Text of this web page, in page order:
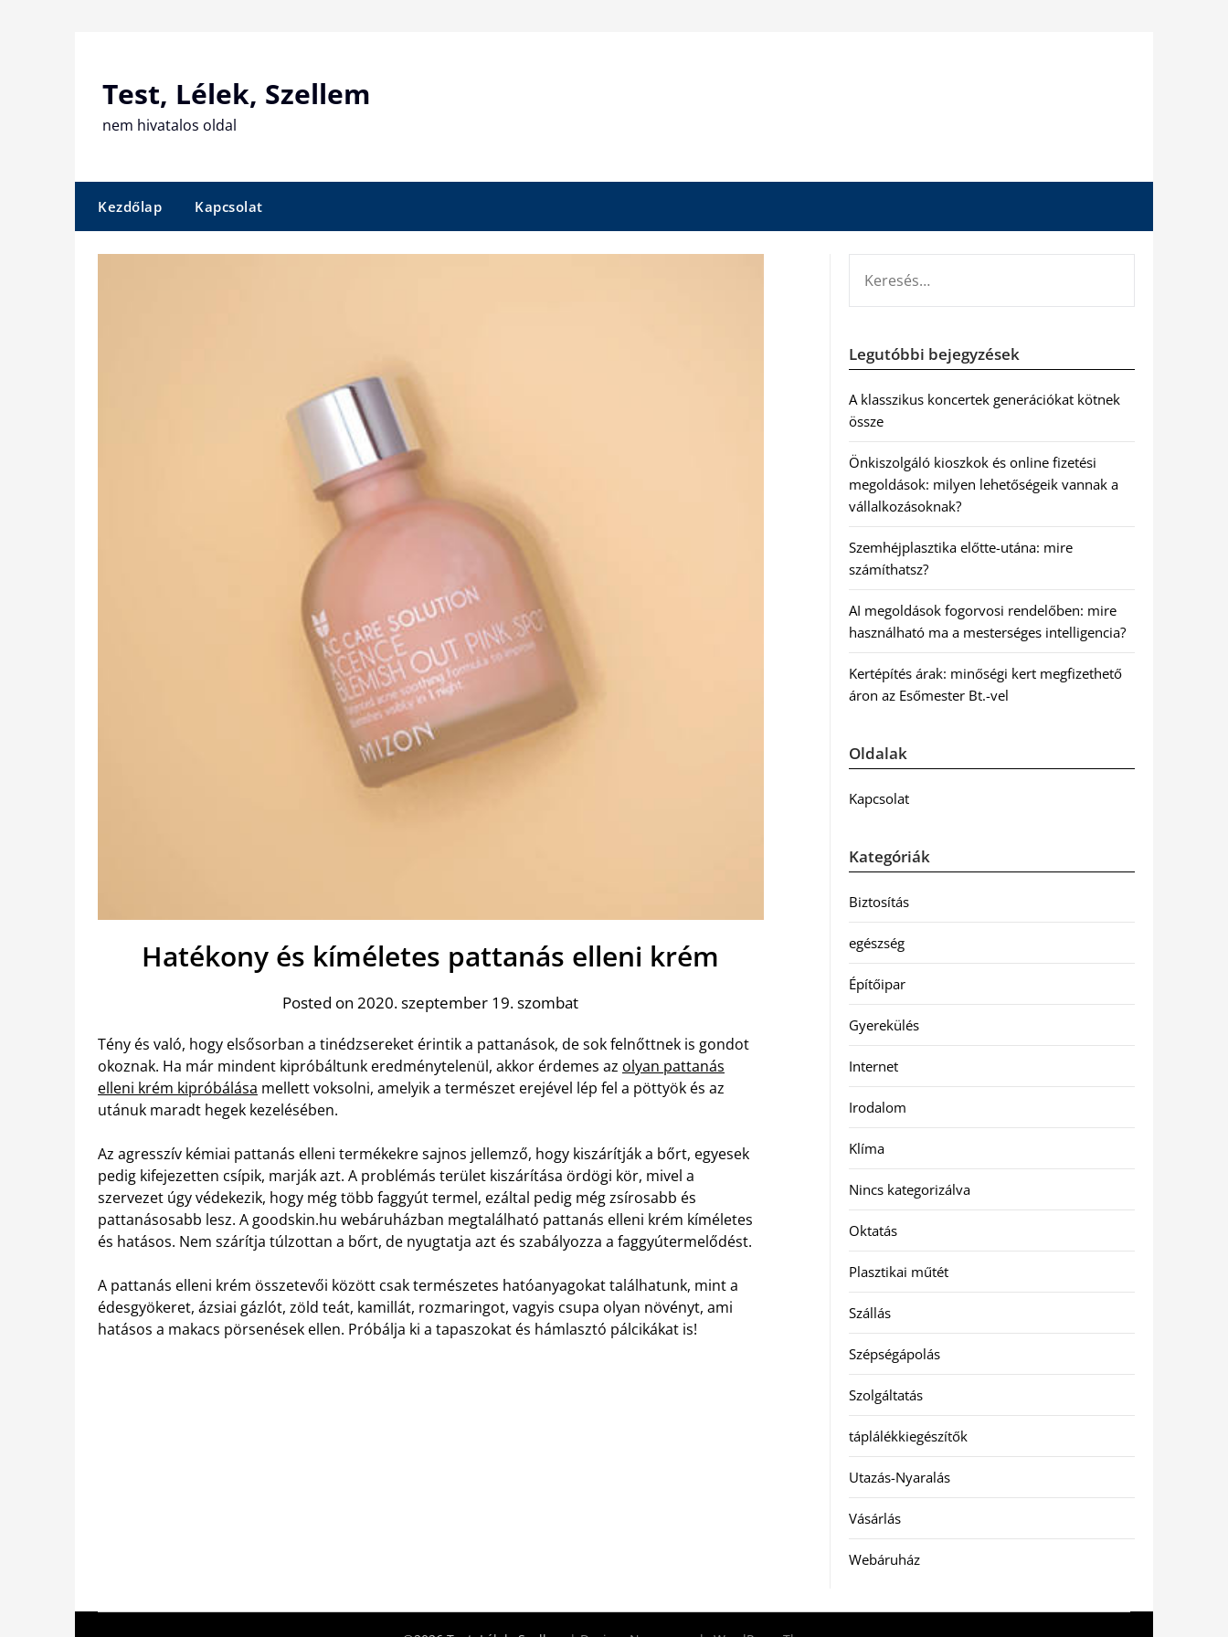
Test, Lélek, Szellem
nem hivatalos oldal
Kezdőlap Kapcsolat
Hatékony és kíméletes pattanás elleni krém
Posted on 2020. szeptember 19. szombat
Tény és való, hogy elsősorban a tinédzsereket érintik a pattanások, de sok felnőttnek is gondot
okoznak. Ha már mindent kipróbáltunk eredménytelenül, akkor érdemes az olyan pattanás
elleni krém kipróbálása mellett voksolni, amelyik a természet erejével lép fel a pöttyök és az
utánuk maradt hegek kezelésében.
Az agresszív kémiai pattanás elleni termékekre sajnos jellemző, hogy kiszárítják a bőrt, egyesek
pedig kifejezetten csípik, marják azt. A problémás terület kiszárítása ördögi kör, mivel a
szervezet úgy védekezik, hogy még több faggyút termel, ezáltal pedig még zsírosabb és
pattanásosabb lesz. A goodskin.hu webáruházban megtalálható pattanás elleni krém kíméletes
és hatásos. Nem szárítja túlzottan a bőrt, de nyugtatja azt és szabályozza a faggyútermelődést.
A pattanás elleni krém összetevői között csak természetes hatóanyagokat találhatunk, mint a
édesgyökeret, ázsiai gázlót, zöld teát, kamillát, rozmaringot, vagyis csupa olyan növényt, ami
hatásos a makacs pörsenések ellen. Próbálja ki a tapaszokat és hámlasztó pálcikákat is!
Legutóbbi bejegyzések
A klasszikus koncertek generációkat kötnek
össze
Önkiszolgáló kioszkok és online fizetési
megoldások: milyen lehetőségeik vannak a
vállalkozásoknak?
Szemhéjplasztika előtte-utána: mire
számíthatsz?
AI megoldások fogorvosi rendelőben: mire
használható ma a mesterséges intelligencia?
Kertépítés árak: minőségi kert megfizethető
áron az Esőmester Bt.-vel
Oldalak
Kapcsolat
Kategóriák
Biztosítás
egészség
Építőipar
Gyerekülés
Internet
Irodalom
Klíma
Nincs kategorizálva
Oktatás
Plasztikai műtét
Szállás
Szépségápolás
Szolgáltatás
táplálékkiegészítők
Utazás-Nyaralás
Vásárlás
Webáruház